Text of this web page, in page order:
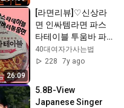
ㅣ사연라디오
26:09
[라면리뷰]♡신상라
면 인싸템라면 파스
타테이블 투움바 파
스타 * 갈릭버터볶음
면*쫄볶이불닭볶음
(New Korean
ramen)
40대여자가사는법
228
7y ago
5.8B-View
Japanese Singer